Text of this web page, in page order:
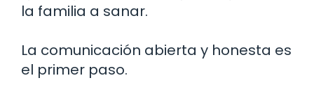
la familia a sanar.
La comunicación abierta y honesta es
el primer paso.